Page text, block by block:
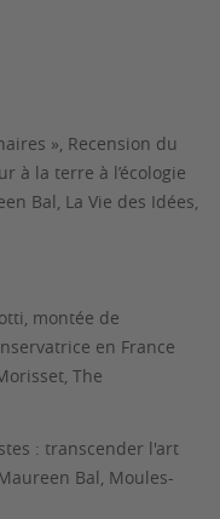
», Recension du
à la terre à l’écologie
Bal, La Vie des Idées,
montée de
en France
The
: transcender l'art
Bal, Moules-